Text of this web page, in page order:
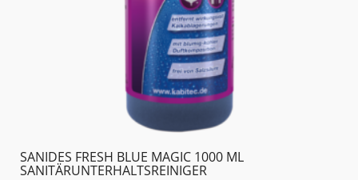
SANIDES FRESH BLUE MAGIC 1000 ML
SANITÄRUNTER­HALTSREINIGER